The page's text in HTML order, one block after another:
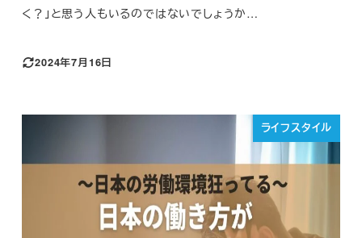
く？」と思う人もいるのではないでしょうか…
2024年7月16日
ライフスタイル